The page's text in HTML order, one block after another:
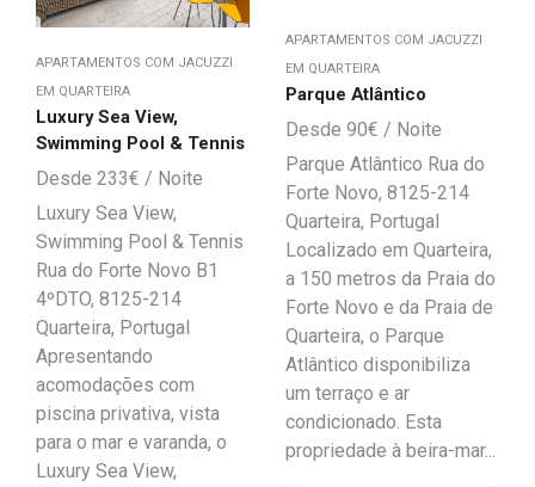
APARTAMENTOS COM JACUZZI
EM QUARTEIRA
Luxury Sea View,
Swimming Pool & Tennis
233€
Luxury Sea View,
Swimming Pool & Tennis
Rua do Forte Novo B1
4ºDTO, 8125-214
Quarteira, Portugal
Apresentando
acomodações com
piscina privativa, vista
para o mar e varanda, o
Luxury Sea View,
APARTAMENTOS COM JACUZZI
EM QUARTEIRA
Parque Atlântico
90€
Parque Atlântico Rua do
Forte Novo, 8125-214
Quarteira, Portugal
Localizado em Quarteira,
a 150 metros da Praia do
Forte Novo e da Praia de
Quarteira, o Parque
Atlântico disponibiliza
um terraço e ar
condicionado. Esta
propriedade à beira-mar...